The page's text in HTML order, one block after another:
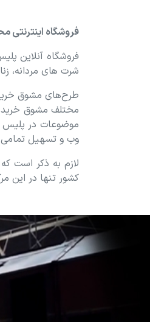
فروشگاه اینترنتی
فروشگاه آنلاین
شرت های مردانه،
طرح‏‏‌های مشوق خرید
مختلف مشوق خرید
موضوعات در پلیس
وب و تسهیل تمامی
لازم به ذکر است
کشور تنها در این